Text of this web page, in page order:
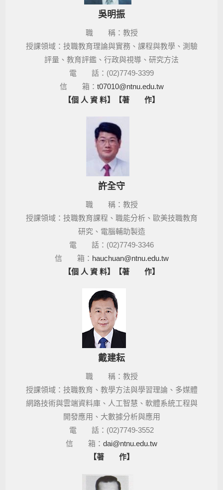
吳明振
職 稱：教授
授課領域：技職教育理論與實務、課程與教學、測驗
評量、教育評鑑、行政與視導、研究方法
電 話：(02)7749-3399
信 箱： t07010@ntnu.edu.tw
【個 人 資 料】
【著 作】
許全守
職 稱：教授
授課領域：技職教育課程、職能分析、歐美技職教育
研究、電腦輔助製造
電 話：(02)7749-3346
信 箱： hauchuan@ntnu.edu.tw
【個 人 資 料】
【著 作】
戴建耘
職 稱：教授
授課領域：技職教育、教學方法與學習理論、多媒體
網路技術與雲端資料庫、人工智慧、軟體系統工程與
開發應用、大數據分析與應用
電 話：(02)7749-3552
信 箱： dai@ntnu.edu.tw
【著 作】